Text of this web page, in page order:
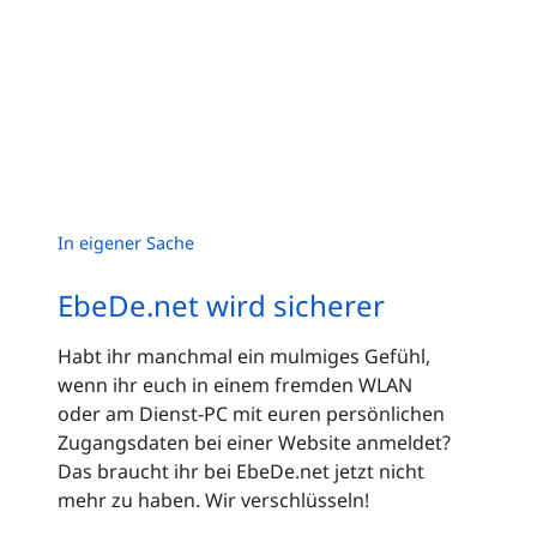
In eigener Sache
EbeDe.net wird sicherer
Habt ihr manchmal ein mulmiges Gefühl,
wenn ihr euch in einem fremden WLAN
oder am Dienst-PC mit euren persönlichen
Zugangsdaten bei einer Website anmeldet?
Das braucht ihr bei EbeDe.net jetzt nicht
mehr zu haben. Wir verschlüsseln!